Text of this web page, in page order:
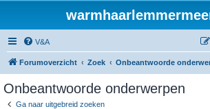
V&A
Forumoverzicht Zoek Onbeantwoorde
Onbeantwoorde onderwerpen
Ga naar uitgebreid zoeken